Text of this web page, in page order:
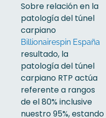
Sobre relación en la
patologí­a del túnel
carpiano
Billionairespin España
resultado, la
patologí­a del túnel
carpiano RTP actúa
referente a rangos
de el 80% inclusive
nuestro 95%, estando